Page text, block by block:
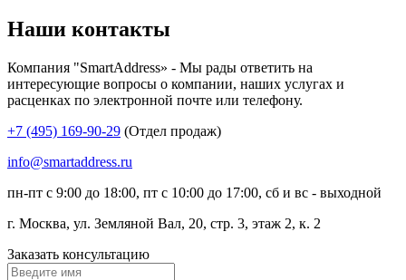
Наши контакты
Компания "SmartAddress» - Мы рады ответить на
интересующие вопросы о компании, наших услугах и
расценках по электронной почте или телефону.
+7 (495) 169-90-29 (Отдел продаж)
info@smartaddress.ru
пн-пт с 9:00 до 18:00, пт с 10:00 до 17:00, сб и вс - выходной
г. Москва, ул. Земляной Вал, 20, стр. 3, этаж 2, к. 2
Заказать консультацию